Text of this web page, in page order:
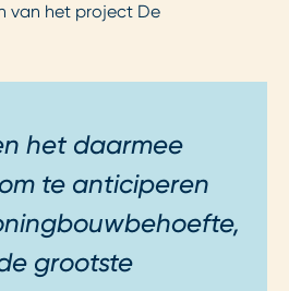
van het project De
het daarmee
te anticiperen
grootste